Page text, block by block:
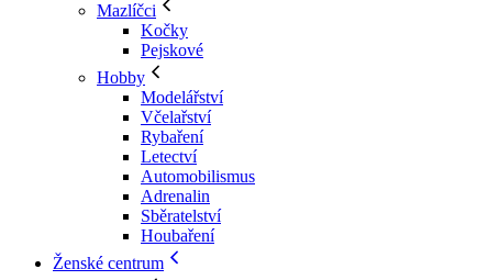
Mazlíčci
Kočky
Pejskové
Hobby
Modelářství
Včelařství
Rybaření
Letectví
Automobilismus
Adrenalin
Sběratelství
Houbaření
Ženské centrum